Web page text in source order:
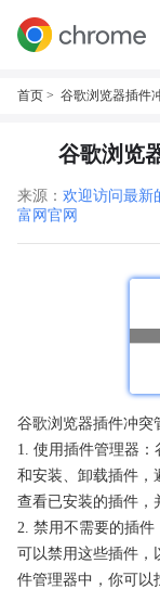
首页 > 谷歌浏览器插件
谷歌浏览
来源： 欢迎访问最新
富网官网
谷歌浏览器插件冲突
1. 使用插件管理器
和安装、卸载插件，
查看已安装的插件，
2. 禁用不需要的插件
可以禁用这些插件，
件管理器中，你可以